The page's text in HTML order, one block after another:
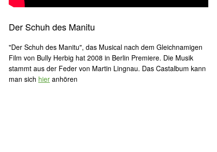
Der Schuh des Manitu
"Der Schuh des Manitu", das Musical nach dem Gleichnamigen
Film von Bully Herbig hat 2008 in Berlin Premiere. Die Musik
stammt aus der Feder von Martin Lingnau. Das Castalbum kann
man sich hieranhören